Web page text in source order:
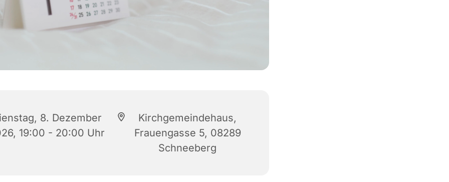
8. Dezember
19:00 - 20:00 Uhr
Kirchgemeindehaus,
Frauengasse 5, 08289
Schneeberg